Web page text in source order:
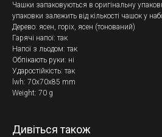
Чашки запаковуються в оригінальну
упаковки залежить від кількості чашок у
Дерево: ясен, горіх, ясен (тонований)
Гарячі напої: так
Напої з льодом: так
Обпікають руки: ні
Ударостійкість: так
lwh: 70x70x85 mm
Weight: 70 g
Дивіться також